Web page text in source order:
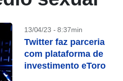
13/04/23 - 8:37min
Twitter faz parceria
com plataforma de
investimento eToro